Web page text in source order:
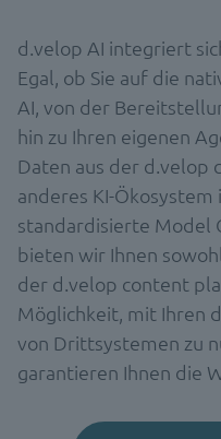
d.velop AI integriert
Egal, ob Sie auf die
AI, von der
hin zu Ihren eigenen
Daten aus der
anderes KI-
standardisierte Model
bieten wir Ihnen
der d.velop content
Möglichkeit, mit Ihren
von Drittsystemen zu
garantieren Ihnen die